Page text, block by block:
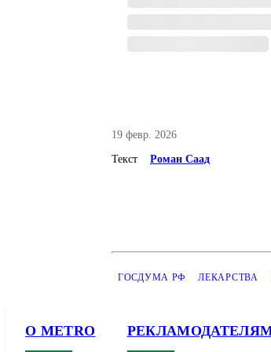
19 февр. 2026
Текст Роман Саад
ГОСДУМА РФ ЛЕКАРСТВА
О METRO